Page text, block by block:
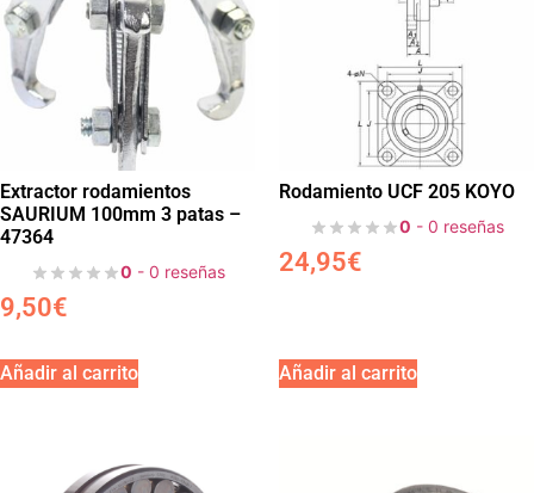
Extractor rodamientos
SAURIUM 100mm 3 patas –
47364
0 - 0 reseñas
9,50€
Añadir al carrito
Rodamiento UCF 205 KOYO
0 - 0 reseñas
24,95€
Añadir al carrito